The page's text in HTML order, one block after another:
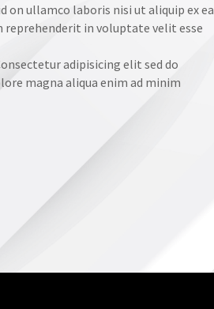
on ullamco laboris nisi ut aliquip ex ea
reprehenderit in voluptate velit esse
adipisicing elit sed do
magna aliqua enim ad minim